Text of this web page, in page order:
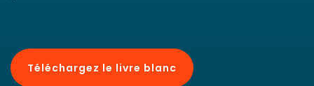
Téléchargez le livre blanc